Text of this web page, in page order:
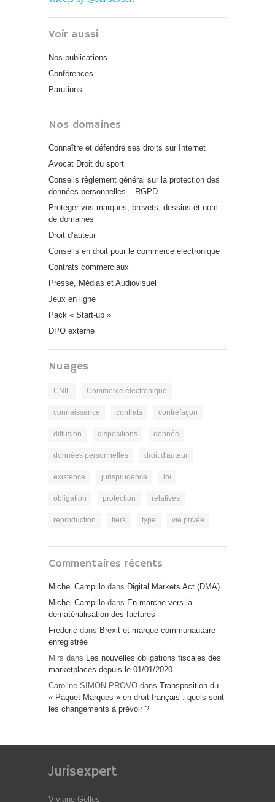
Voir aussi
Nos publications
Conférences
Parutions
Nos domaines
Connaître et défendre ses droits sur Internet
Avocat Droit du sport
Conseils règlement général sur la protection des
données personnelles – RGPD
Protéger vos marques, brevets, dessins et nom
de domaines
Droit d’auteur
Conseils en droit pour le commerce électronique
Contrats commerciaux
Presse, Médias et Audiovisuel
Jeux en ligne
Pack « Start-up »
DPO externe
Nuages
CNIL Commerce électronique
connaissance contrats contrefaçon
diffusion dispositions donnée
données personnelles droit d'auteur
existence jurisprudence loi
obligation protection relatives
reproduction tiers type vie privée
Commentaires récents
Michel Campillo dans Digital Markets Act (DMA)
Michel Campillo dans En marche vers la
dématérialisation des factures
Frederic dans Brexit et marque communautaire
enregistrée
Mirs dans Les nouvelles obligations fiscales des
marketplaces depuis le 01/01/2020
Caroline SIMON-PROVO dans Transposition du
« Paquet Marques » en droit français : quels sont
les changements à prévoir ?
Jurisexpert
Viviane Gelles